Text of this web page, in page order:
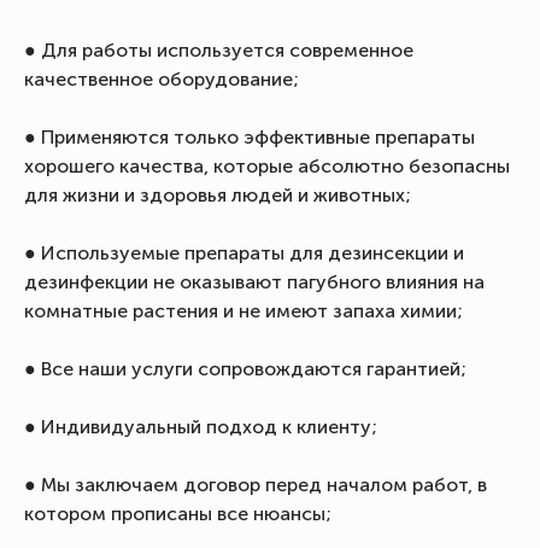
● Для работы используется современное
качественное оборудование;
● Применяются только эффективные препараты
хорошего качества, которые абсолютно безопасны
для жизни и здоровья людей и животных;
● Используемые препараты для дезинсекции и
дезинфекции не оказывают пагубного влияния на
комнатные растения и не имеют запаха химии;
● Все наши услуги сопровождаются гарантией;
● Индивидуальный подход к клиенту;
● Мы заключаем договор перед началом работ, в
котором прописаны все нюансы;